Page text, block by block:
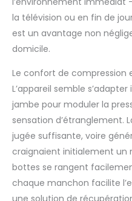
la télévision ou en fin de
est un avantage non
domicile.
Le confort de compression
L’appareil semble
jambe pour moduler la
sensation d’étranglement.
jugée suffisante, voire
craignaient initialement un
bottes se rangent
chaque manchon facilite